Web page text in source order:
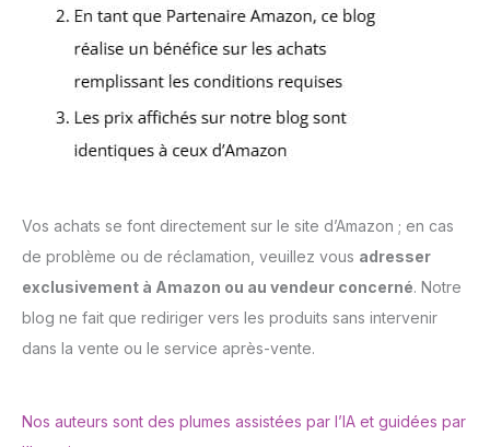
Vos achats se font directement sur le site d’Amazon ; en cas
de problème ou de réclamation, veuillez vous adresser
exclusivement à Amazon ou au vendeur concerné. Notre
blog ne fait que rediriger vers les produits sans intervenir
dans la vente ou le service après-vente.
Nos auteurs sont des plumes assistées par l’IA et guidées par